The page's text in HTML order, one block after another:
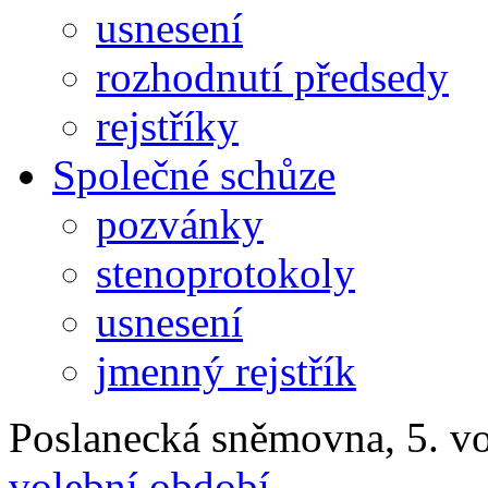
usnesení
rozhodnutí předsedy
rejstříky
Společné schůze
pozvánky
stenoprotokoly
usnesení
jmenný rejstřík
Poslanecká sněmovna, 5.